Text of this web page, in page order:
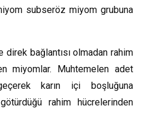
subseröz miyom grubuna
direk bağlantısı olmadan rahim
miyomlar. Muhtemelen adet
karın içi boşluğuna
rahim hücrelerinden